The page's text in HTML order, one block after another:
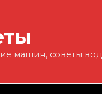
машин, советы